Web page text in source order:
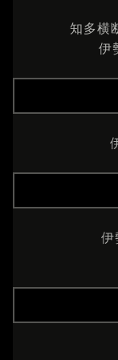
知多横
伊
伊